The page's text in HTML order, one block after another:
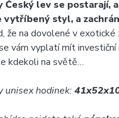
Český lev se postarají,
vytříbený styl, a
že na dovolené v
vám vyplatí mít
kdekoli na světě…
unisex hodinek: